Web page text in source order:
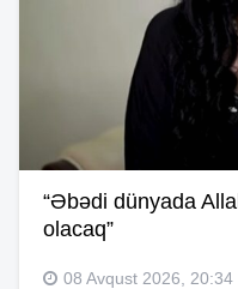
“Əbədi dünyada
olacaq”
08 Avqust 2026, 20:34